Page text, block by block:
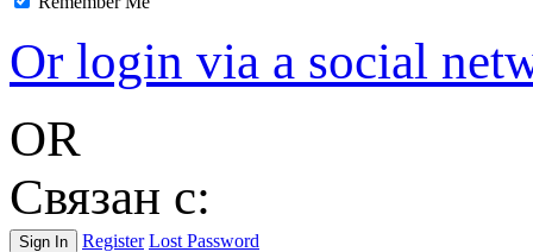
Or login via a social
OR
Связан с:
Register Lost Password